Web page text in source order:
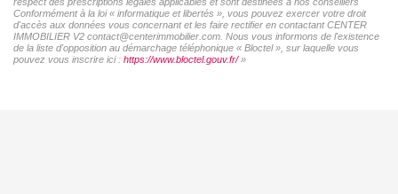
Conformément à la loi « informatique et libertés », vous pouvez exercer votre droit
d'accès aux données vous concernant et les faire rectifier en contactant CENTER
IMMOBILIER V2 contact@centerimmobilier.com. Nous vous informons de l'existence
de la liste d'opposition au démarchage téléphonique « Bloctel », sur laquelle vous
pouvez vous inscrire ici : https://www.bloctel.gouv.fr/»